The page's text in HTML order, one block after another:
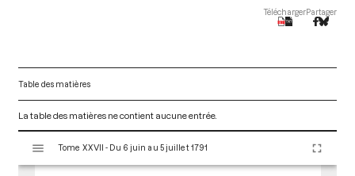
TéléchargerPartager
Table des matières
La table des matières ne contient aucune entrée.
s
Tome XXVII - Du 6 juin au 5 juillet 1791